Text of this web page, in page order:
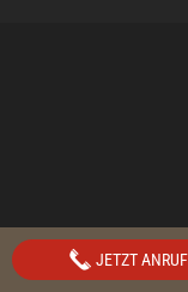
JETZT